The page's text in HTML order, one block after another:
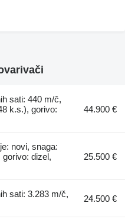
sati: 440 m/č,
k.s.), gorivo:
44.900 €
novi, snaga:
dizel,
25.500 €
sati: 3.283 m/č,
24.500 €